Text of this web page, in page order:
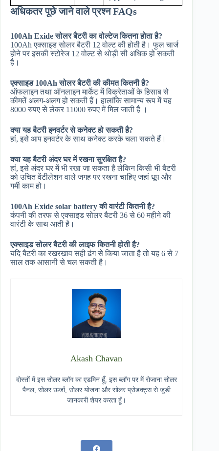
अधिकतर पूछे जाने वाले प्रश्न FAQs
100Ah Exide सोलर बैटरी का वोल्टेज कितना होता है?
100Ah एक्साइड सोलर बैटरी 12 वोल्ट की होती है। फुल चार्ज
होने पर इसकी स्टोरेज 12 वोल्ट से थोड़ी सी अधिक हो सकती
है।
एक्साइड 100Ah सोलर बैटरी की कीमत कितनी है?
ऑफलाइन तथा ऑनलाइन मार्केट में विक्रेताओं के हिसाब से
कीमतें अलग-अलग हो सकती हैं। हालांकि सामान्य रूप में यह
8000 रुपए से लेकर 11000 रुपए में मिल जाती है ।
क्या यह बैटरी इनवर्टर से कनेक्ट हो सकती है?
हां, इसे आप इनवर्टर के साथ कनेक्ट करके चला सकते हैं।
क्या यह बैटरी अंदर घर में रखना सुरक्षित है?
हां, इसे अंदर घर में भी रखा जा सकता है लेकिन किसी भी बैटरी
को उचित वेंटीलेशन वाले जगह पर रखना चाहिए जहां धूप और
गर्मी काम हो।
100Ah Exide solar battery की वारंटी कितनी है?
कंपनी की तरफ से एक्साइड सोलर बैटरी 36 से 60 महीने की
वारंटी के साथ आती है।
एक्साइड सोलर बैटरी की लाइफ कितनी होती है?
यदि बैटरी का रखरखाव सही ढंग से किया जाता है तो यह 6 से 7
साल तक आसानी से चल सकती है।
Akash Chavan
दोस्तों में इस सोलर ब्लॉग का एडमिन हूँ, इस ब्लॉग पर में रोजाना सोलर
पैनल, सोलर ऊर्जा, सोलर योजना और सोलर प्रोडक्ट्स से जुडी
जानकारी शेयर करता हूँ।